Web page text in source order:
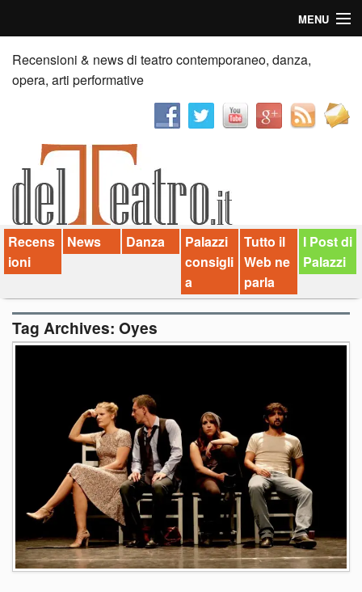
MENU
Home
Recensioni
News
Palazzi consiglia
Video
Chi siamo
Contatti
Recensioni & news di teatro contemporaneo, danza,
opera, arti performative
Recens
ioni
News Danza
Palazzi
consigli
a
Tutto il
Web ne
parla
I Post di
Palazzi
Tag Archives: Oyes